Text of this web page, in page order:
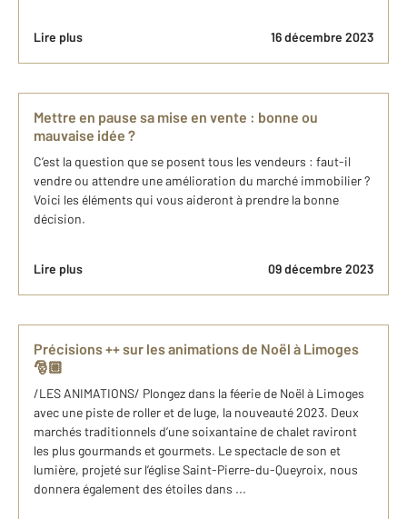
Lire plus 16 décembre 2023
Mettre en pause sa mise en vente : bonne ou
mauvaise idée ?
C’est la question que se posent tous les vendeurs : faut-il
vendre ou attendre une amélioration du marché immobilier ?
Voici les éléments qui vous aideront à prendre la bonne
décision.
Lire plus 09 décembre 2023
Précisions ++ sur les animations de Noël à Limoges
🎅🏼
/LES ANIMATIONS/ Plongez dans la féerie de Noël à Limoges
avec une piste de roller et de luge, la nouveauté 2023. Deux
marchés traditionnels d’une soixantaine de chalet raviront
les plus gourmands et gourmets. Le spectacle de son et
lumière, projeté sur l’église Saint-Pierre-du-Queyroix, nous
donnera également des étoiles dans ...